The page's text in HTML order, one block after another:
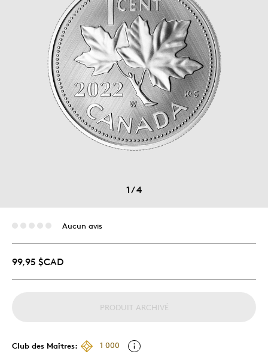
1/4
Aucun avis
99,95 $CAD
PRODUIT ARCHIVÉ
Club des Maîtres:
1 000